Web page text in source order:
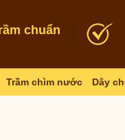
chuẩn
Trầm chìm nước Dây